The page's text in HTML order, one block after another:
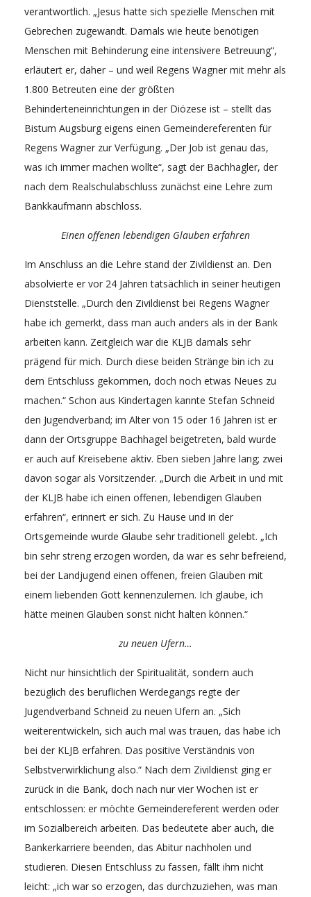
verantwortlich. „Jesus hatte sich spezielle Menschen mit
Gebrechen zugewandt. Damals wie heute benötigen
Menschen mit Behinderung eine intensivere Betreuung“,
erläutert er, daher – und weil Regens Wagner mit mehr als
1.800 Betreuten eine der größten
Behinderteneinrichtungen in der Diözese ist – stellt das
Bistum Augsburg eigens einen Gemeindereferenten für
Regens Wagner zur Verfügung. „Der Job ist genau das,
was ich immer machen wollte“, sagt der Bachhagler, der
nach dem Realschulabschluss zunächst eine Lehre zum
Bankkaufmann abschloss.
Einen offenen lebendigen Glauben erfahren
Im Anschluss an die Lehre stand der Zivildienst an. Den
absolvierte er vor 24 Jahren tatsächlich in seiner heutigen
Dienststelle. „Durch den Zivildienst bei Regens Wagner
habe ich gemerkt, dass man auch anders als in der Bank
arbeiten kann. Zeitgleich war die KLJB damals sehr
prägend für mich. Durch diese beiden Stränge bin ich zu
dem Entschluss gekommen, doch noch etwas Neues zu
machen.“ Schon aus Kindertagen kannte Stefan Schneid
den Jugendverband; im Alter von 15 oder 16 Jahren ist er
dann der Ortsgruppe Bachhagel beigetreten, bald wurde
er auch auf Kreisebene aktiv. Eben sieben Jahre lang; zwei
davon sogar als Vorsitzender. „Durch die Arbeit in und mit
der KLJB habe ich einen offenen, lebendigen Glauben
erfahren“, erinnert er sich. Zu Hause und in der
Ortsgemeinde wurde Glaube sehr traditionell gelebt. „Ich
bin sehr streng erzogen worden, da war es sehr befreiend,
bei der Landjugend einen offenen, freien Glauben mit
einem liebenden Gott kennenzulernen. Ich glaube, ich
hätte meinen Glauben sonst nicht halten können.“
zu neuen Ufern…
Nicht nur hinsichtlich der Spiritualität, sondern auch
bezüglich des beruflichen Werdegangs regte der
Jugendverband Schneid zu neuen Ufern an. „Sich
weiterentwickeln, sich auch mal was trauen, das habe ich
bei der KLJB erfahren. Das positive Verständnis von
Selbstverwirklichung also.“ Nach dem Zivildienst ging er
zurück in die Bank, doch nach nur vier Wochen ist er
entschlossen: er möchte Gemeindereferent werden oder
im Sozialbereich arbeiten. Das bedeutete aber auch, die
Bankerkarriere beenden, das Abitur nachholen und
studieren. Diesen Entschluss zu fassen, fällt ihm nicht
leicht: „ich war so erzogen, das durchzuziehen, was man